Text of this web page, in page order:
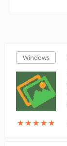
Windows
★★★★★
★★★★★